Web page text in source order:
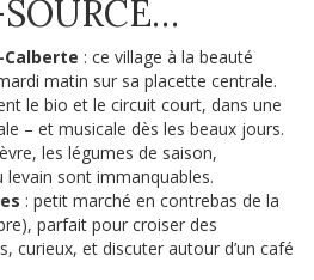
: ce village à la beauté
matin sur sa placette centrale.
le bio et le circuit court, dans une
– et musicale dès les beaux jours.
les légumes de saison,
sont immanquables.
: petit marché en contrebas de la
parfait pour croiser des
curieux, et discuter autour d’un café